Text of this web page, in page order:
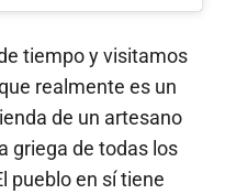
tiempo y visitamos
realmente es un
de un artesano
griega de todas los
pueblo en sí tiene